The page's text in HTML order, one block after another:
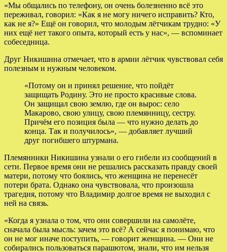
«Мы общались по телефону, он очень болезненно всё это
переживал, говорил: «Как я не могу ничего исправить? Кто,
как не я?» Ещё он говорил, что молодым лётчикам трудно: «У
них ещё нет такого опыта, который есть у нас», — вспоминает
собеседница.
Друг Никишина отмечает, что в армии лётчик чувствовал себя
полезным и нужным человеком.
«Потому он и принял решение, что пойдёт
защищать Родину. Это не просто красивые слова.
Он защищал свою землю, где он вырос: село
Макарово, свою улицу, свою племянницу, сестру.
Причём его позиция была — что нужно делать до
конца. Так и получилось», — добавляет лучший
друг погибшего штурмана.
Племянники Никишина узнали о его гибели из сообщений в
сети. Первое время они не решались рассказать правду своей
матери, потому что боялись, что женщина не перенесёт
потери брата. Однако она чувствовала, что произошла
трагедия, потому что Владимир долгое время не выходил с
ней на связь.
«Когда я узнала о том, что они совершили на самолёте,
сначала была мысль: зачем это всё? А сейчас я понимаю, что
он не мог иначе поступить, — говорит женщина. — Они не
собирались пользоваться парашютом, знали, что им нельзя